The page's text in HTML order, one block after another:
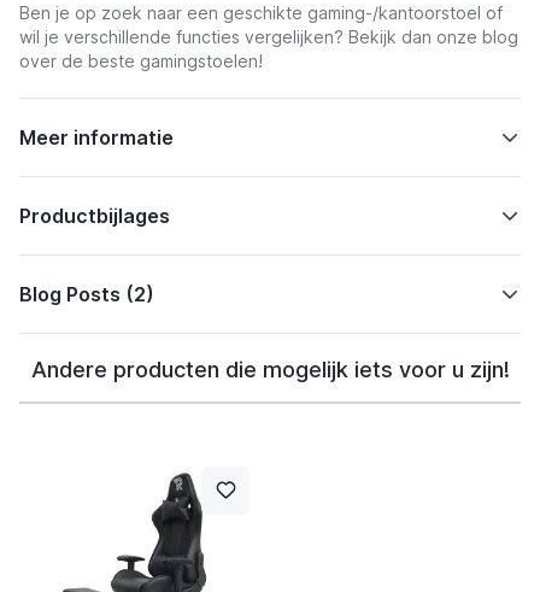
Ben je op zoek naar een geschikte gaming-/kantoorstoel of
wil je verschillende functies vergelijken? Bekijk dan onze blog
over de beste gamingstoelen!
Meer informatie
Productbijlages
Blog Posts (2)
Andere producten die mogelijk iets voor u zijn!